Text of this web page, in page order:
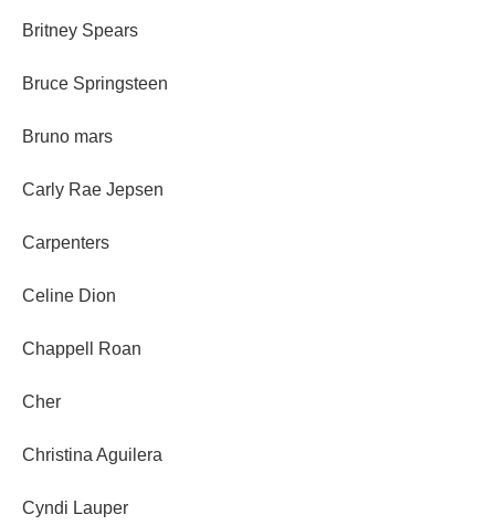
Britney Spears
Bruce Springsteen
Bruno mars
Carly Rae Jepsen
Carpenters
Celine Dion
Chappell Roan
Cher
Christina Aguilera
Cyndi Lauper